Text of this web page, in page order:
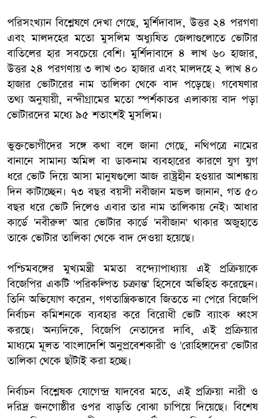
পরিসংখ্যান বিশ্লেষণে দেখা গেছে, মুর্শিদাবাদ, উত্তর ২৪ পরগণা
এবং মালদহের মতো মুসলিম অধ্যুষিত জেলাগুলোতে ভোটার
বাতিলের হার সবচেয়ে বেশি। মুর্শিদাবাদে ৪ লাখ ৬০ হাজার,
উত্তর ২৪ পরগণায় ৩ লাখ ৩০ হাজার এবং মালদহে ২ লাখ ৪০
হাজার ভোটারের নাম তালিকা থেকে বাদ পড়েছে। গবেষণার
তথ্য অনুযায়ী, নন্দীগ্রামের মতো স্পর্শকাতর এলাকায় বাদ পড়া
ভোটারদের মধ্যে ৯৫ শতাংশই মুসলিম।
ভুক্তভোগীদের সঙ্গে কথা বলে জানা গেছে, নথিপত্রে নামের
বানানে সামান্য অমিল বা ডাকনাম ব্যবহারের কারণে যুগ যুগ
ধরে ভোট দিয়ে আসা মানুষগুলো আজ রাষ্ট্রহীন হওয়ার আশঙ্কায়
দিন কাটাচ্ছেন। ৭৩ বছর বয়সী নবীজান মন্ডল জানান, গত ৫০
বছর ধরে ভোট দিলেও এবার তার নাম তালিকায় নেই। আধার
কার্ডে 'নবীরুল' আর ভোটার কার্ডে 'নবীজান' থাকার অজুহাতে
তাকে ভোটার তালিকা থেকে বাদ দেওয়া হয়েছে।
পশ্চিমবঙ্গের মুখ্যমন্ত্রী মমতা বন্দ্যোপাধ্যায় এই প্রক্রিয়াকে
বিজেপির একটি 'পরিকল্পিত চক্রান্ত' হিসেবে অভিহিত করেছেন।
তিনি অভিযোগ করেন, গণতান্ত্রিকভাবে জিততে না পেরে বিজেপি
নির্বাচন কমিশনকে ব্যবহার করে বিরোধী ভোট ব্যাংক ধ্বংস
করছে। অন্যদিকে, বিজেপি নেতাদের দাবি, এই প্রক্রিয়ার
মাধ্যমে মূলত 'বাংলাদেশি অনুপ্রবেশকারী' ও 'রোহিঙ্গাদের' ভোটার
তালিকা থেকে ছাঁটাই করা হচ্ছে।
নির্বাচন বিশ্লেষক যোগেন্দ্র যাদবের মতে, এই প্রক্রিয়া নারী ও
দরিদ্র জনগোষ্ঠীর ওপর বাড়তি বোঝা চাপিয়ে দিয়েছে। বিশেষ